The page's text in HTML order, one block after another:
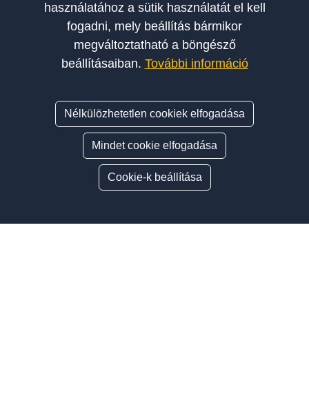
használatához a sütik használatát el kell
fogadni, mely beállítás bármikor
megváltoztatható a böngésző
beállításaiban. További információ
Nélkülözhetetlen cookiek elfogadása
Mindet cookie elfogadása
Cookie-k beállítása